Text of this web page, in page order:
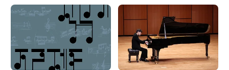
지의 첫 앨범 표지는 이 곡들의 아름다움과 피아노곡으로
서의 대표성을 상징한다. 일본, 한국, 대만 작곡가들의 현대
피아노 작품 다섯 곡과 오보에와 피아노 듀오곡 한 곡이..